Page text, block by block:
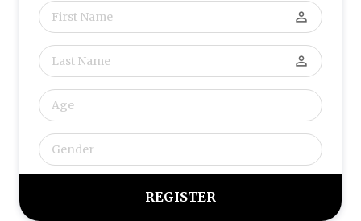
perm_identity
perm_identity